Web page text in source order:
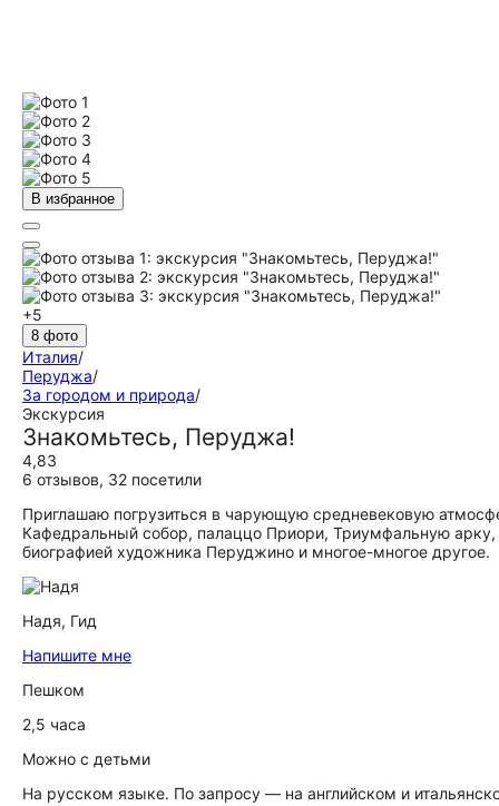
В избранное
+5
8 фото
Италия/
Перуджа/
За городом и природа/
Экскурсия
Знакомьтесь, Перуджа!
4,83
6 отзывов, 32 посетили
Приглашаю погрузиться в чарующую средневековую
Кафедральный собор, палаццо Приори, Триумфальную
биографией художника Перуджино и многое-многое другое.
Надя, Гид
Напишите мне
Пешком
2,5 часа
Можно с детьми
На русском языке. По запросу — на английском и